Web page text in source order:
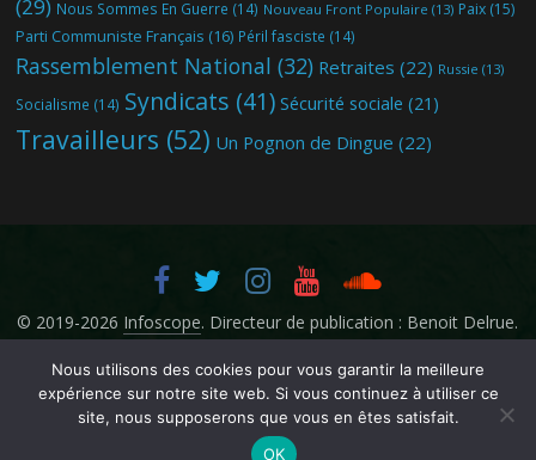
(29) Nous Sommes En Guerre (14) Nouveau Front Populaire (13) Paix (15)
Parti Communiste Français (16) Péril fasciste (14)
Rassemblement National (32) Retraites (22) Russie (13)
Socialisme (14) Syndicats (41) Sécurité sociale (21)
Travailleurs (52) Un Pognon de Dingue (22)
© 2019-2026 Infoscope. Directeur de publication : Benoit Delrue.
Nous utilisons des cookies pour vous garantir la meilleure
expérience sur notre site web. Si vous continuez à utiliser ce
site, nous supposerons que vous en êtes satisfait.
OK